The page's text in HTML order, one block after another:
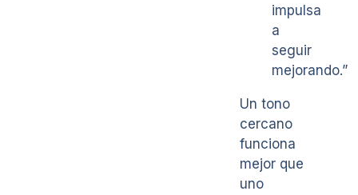
impulsa
a
seguir
mejorando.”
Un tono
cercano
funciona
mejor que
uno